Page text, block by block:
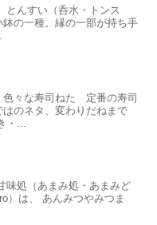
とんすい（呑水・トンス
の一種。縁の一部が持ち手
々な寿司ねた 定番の寿司
はのネタ、変わりだねまで
・...
味処（あまみ処・あまみど
）は、 あんみつやみつま